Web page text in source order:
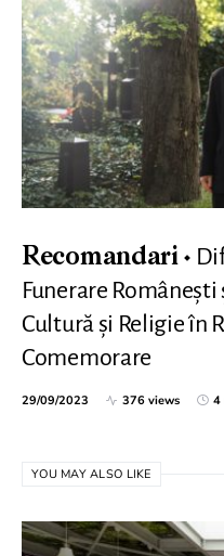
Recomandari
Funerare
Cultură și Religie în
Comemorare
29/09/2023 376 views 4
YOU MAY ALSO LIKE